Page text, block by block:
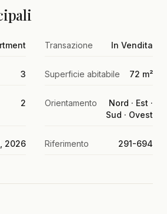
Transazione In Vendita
3 Superficie abitabile 72 m²
2 Orientamento
Nord · Est ·
Sud · Ovest
2026 Riferimento 291-694